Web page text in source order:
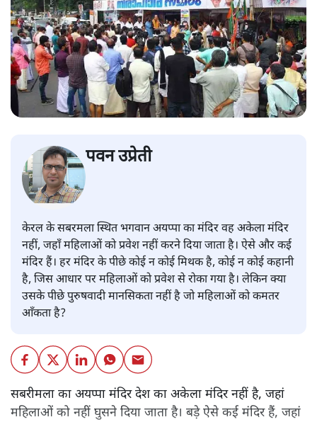
पवन उप्रेती
केरल के सबरमला स्थित भगवान अयप्पा का मंदिर वह अकेला मंदिर
नहीं, जहाँ महिलाओं को प्रवेश नहीं करने दिया जाता है। ऐसे और कई
मंदिर हैं। हर मंदिर के पीछे कोई न कोई मिथक है, कोई न कोई कहानी
है, जिस आधार पर महिलाओं को प्रवेश से रोका गया है। लेकिन क्या
उसके पीछे पुरुषवादी मानसिकता नहीं है जो महिलाओं को कमतर
आँकता है?
सबरीमला का अयप्पा मंदिर देश का अकेला मंदिर नहीं है, जहां
महिलाओं को नहीं घुसने दिया जाता है। बड़े ऐसे कई मंदिर हैं, जहां